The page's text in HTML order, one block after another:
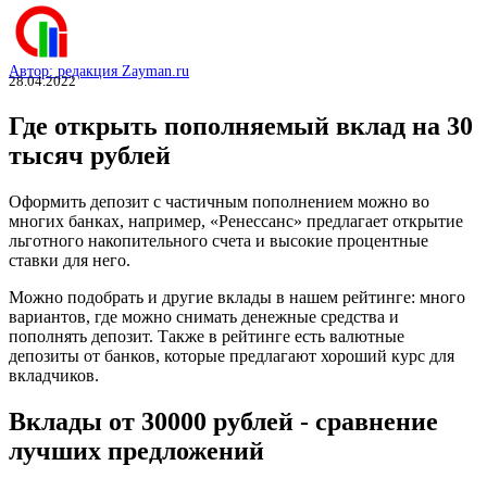
Автор: редакция Zayman.ru
28.04.2022
Где открыть пополняемый вклад на 30
тысяч рублей
Оформить депозит с частичным пополнением можно во
многих банках, например, «Ренессанс» предлагает открытие
льготного накопительного счета и высокие процентные
ставки для него.
Можно подобрать и другие вклады в нашем рейтинге: много
вариантов, где можно снимать денежные средства и
пополнять депозит. Также в рейтинге есть валютные
депозиты от банков, которые предлагают хороший курс для
вкладчиков.
Вклады от 30000 рублей - сравнение
лучших предложений